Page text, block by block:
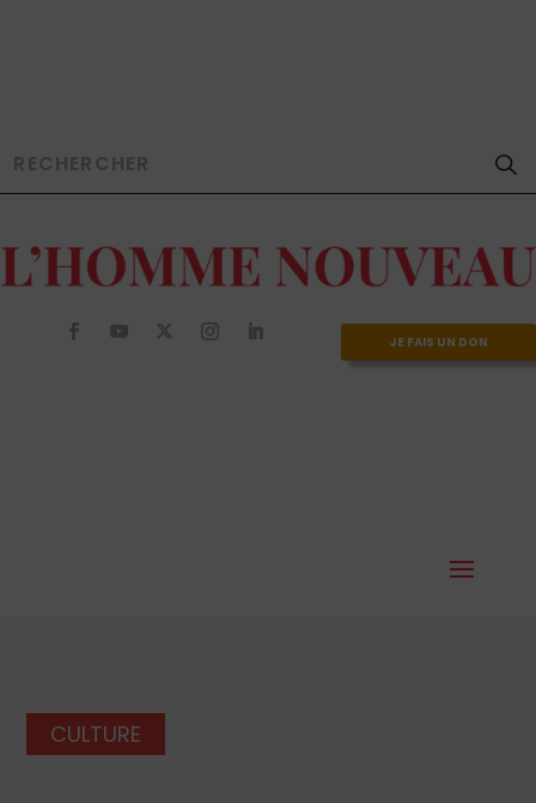
JE FAIS UN DON
CULTURE